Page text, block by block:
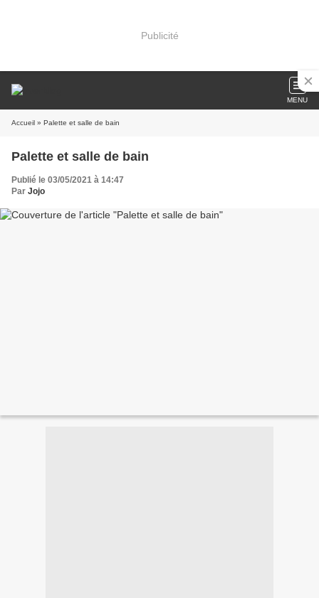
Publicité
MENU
Accueil » Palette et salle de bain
Palette et salle de bain
Publié le 03/05/2021 à 14:47
Par Jojo